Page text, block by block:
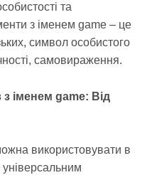
та
з іменем game – це
символ особистого
самовираження.
іменем game: Від
використовувати в